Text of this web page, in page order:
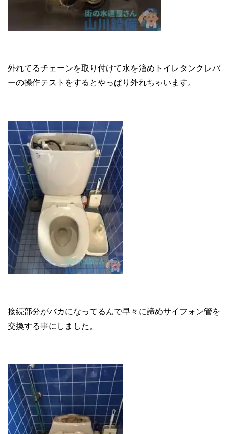
外れてるチェーンを取り付けて水を溜めトイレタンクレバ
ーの操作テストをするとやっぱり外れちゃいます。
接続部分がバカになってるんで早々に諦めサイフォン管を
交換する事にしました。